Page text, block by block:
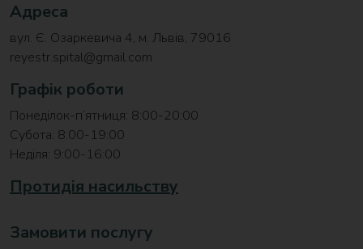
Адреса
вул. Є. Озаркевича 4, м. Львів, 79016
reyestr.spital@gmail.com
Графік роботи
Понеділок-п’ятниця: 8:00-20:00
Субота: 8:00-19:00
Неділя: 9:00-16:00
Протидія насильству
Замовити послугу